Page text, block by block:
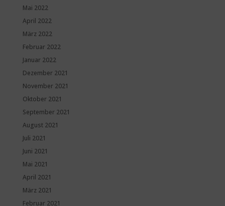
Mai 2022
April 2022
März 2022
Februar 2022
Januar 2022
Dezember 2021
November 2021
Oktober 2021
September 2021
August 2021
Juli 2021
Juni 2021
Mai 2021
April 2021
März 2021
Februar 2021